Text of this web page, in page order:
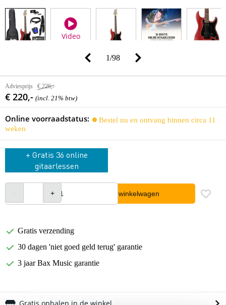
Video
1/98
Adviesprijs € 226,-
€ 220,- (incl. 21% btw)
Online voorraadstatus:
Bestel nu en ontvang binnen circa 11
weken
+ Gratis 36 online
gitaarlessen
In winkelwagen
Gratis verzending
30 dagen 'niet goed geld terug' garantie
3 jaar Bax Music garantie